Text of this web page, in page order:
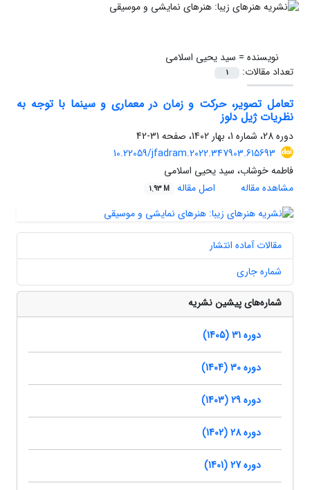
نویسنده = سید یحیی اسلامی
تعداد مقالات:
1
تعامل تصویر، حرکت و زمان در معماری و سینما با توجه به
نظریات ژیل دلوز
دوره 28، شماره 1، بهار 1402، صفحه
31-42
10.22059/jfadram.2022.347903.615693
فاطمه خوشاب، سید یحیی اسلامی
مشاهده مقاله
اصل مقاله 1.93 M
مقالات آماده انتشار
شماره جاری
شماره‌های پیشین نشریه
دوره 31 (1405)
دوره 30 (1404)
دوره 29 (1403)
دوره 28 (1402)
دوره 27 (1401)